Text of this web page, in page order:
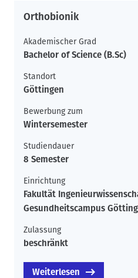
Orthobionik
Akademischer Grad
Bachelor of Science (B.Sc)
Standort
Göttingen
Bewerbung zum
Wintersemester
Studiendauer
8 Semester
Einrichtung
Fakultät
Gesundheitscampus
Zulassung
beschränkt
Weiterlesen